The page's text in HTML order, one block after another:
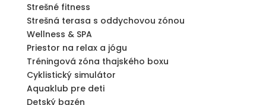
Strešné fitness
Strešná terasa s oddychovou zónou
Wellness & SPA
Priestor na relax a jógu
Tréningová zóna thajského boxu
Cyklistický simulátor
Aquaklub pre deti
Detský bazén